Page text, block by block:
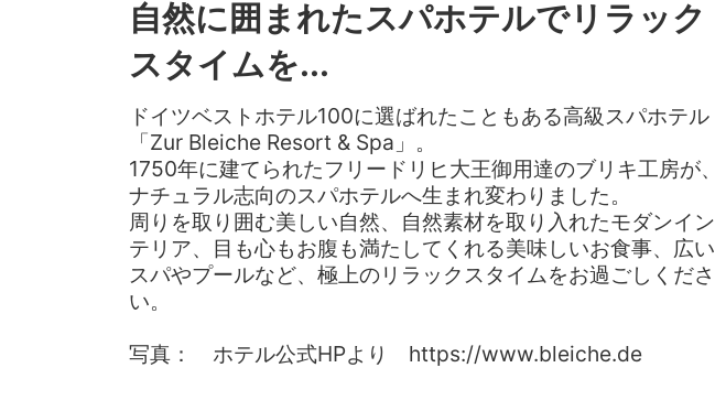
自然に囲まれたスパホテルでリラック
スタイムを...
ドイツベストホテル100に選ばれたこともある高級スパホテル
「Zur Bleiche Resort & Spa」。
1750年に建てられたフリードリヒ大王御用達のブリキ工房が、
ナチュラル志向のスパホテルへ生まれ変わりました。
周りを取り囲む美しい自然、自然素材を取り入れたモダンイン
テリア、目も心もお腹も満たしてくれる美味しいお食事、広い
スパやプールなど、極上のリラックスタイムをお過ごしくださ
い。
写真： ホテル公式HPより https://www.bleiche.de